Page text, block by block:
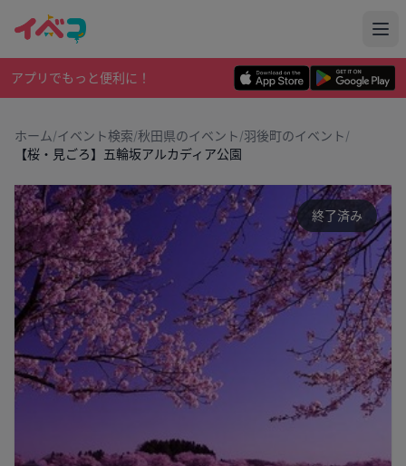
アプリでもっと便利に！
ホーム/イベント検索/秋田県のイベント/羽後町のイベント/
【桜・見ごろ】五輪坂アルカディア公園
終了済み